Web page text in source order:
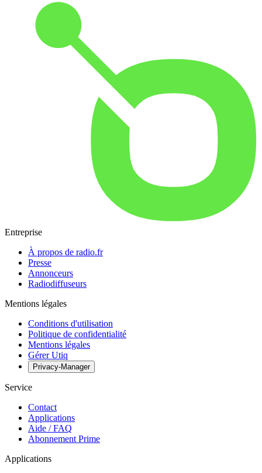
Entreprise
À propos de radio.fr
Presse
Annonceurs
Radiodiffuseurs
Mentions légales
Conditions d'utilisation
Politique de confidentialité
Mentions légales
Gérer Utiq
Privacy-Manager
Service
Contact
Applications
Aide / FAQ
Abonnement Prime
Applications